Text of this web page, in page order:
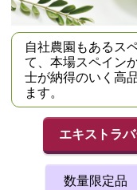
自社農園もあるス
て、本場スペイン
士が納得のいく高
ます。
エキストラ
数量限定